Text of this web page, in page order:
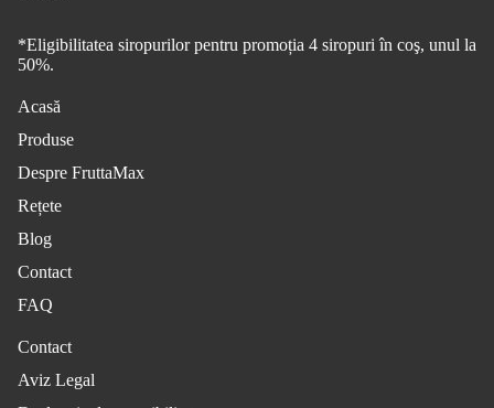
*Eligibilitatea siropurilor pentru promoția 4 siropuri în coş, unul la
50%.
Acasă
Produse
Despre FruttaMax
Rețete
Blog
Contact
FAQ
Contact
Aviz LegalPolitica de confidențialitate